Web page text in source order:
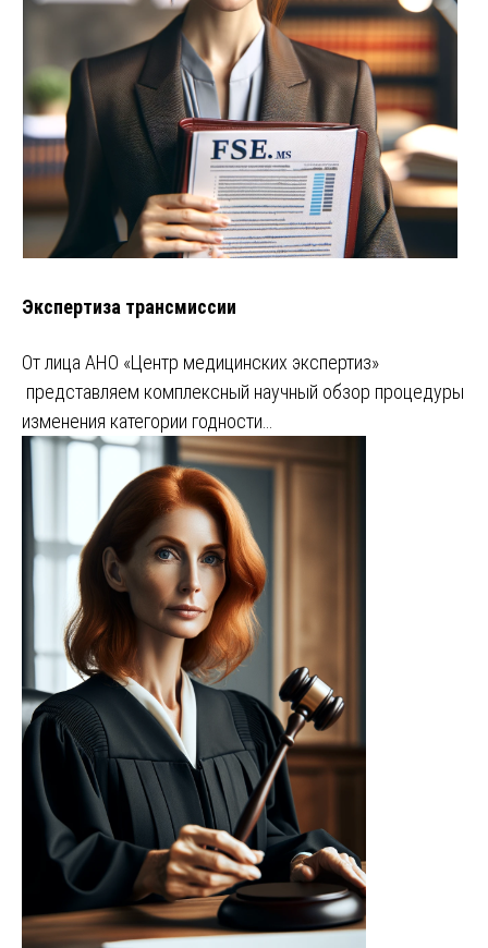
Экспертиза трансмиссии
От лица АНО «Центр медицинских экспертиз»
представляем комплексный научный обзор процедуры
изменения категории годности…